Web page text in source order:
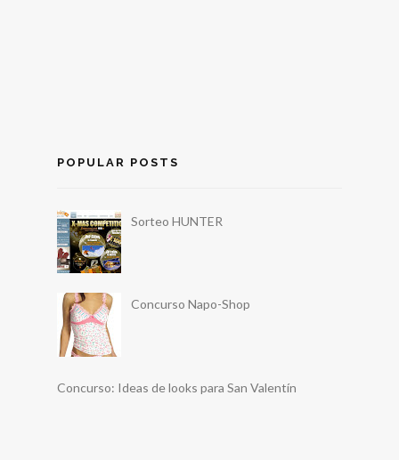
POPULAR POSTS
Sorteo HUNTER
Concurso Napo-Shop
Concurso: Ideas de looks para San Valentín